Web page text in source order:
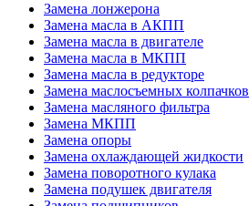
Замена лонжерона
Замена масла в АКПП
Замена масла в двигателе
Замена масла в МКПП
Замена масла в редукторе
Замена маслосъемных колпачков
Замена масляного фильтра
Замена МКПП
Замена опоры
Замена охлаждающей жидкости
Замена поворотного кулака
Замена подушек двигателя